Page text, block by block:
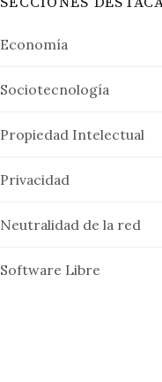
Economía
Sociotecnología
Propiedad Intelectual
Privacidad
Neutralidad de la red
Software Libre